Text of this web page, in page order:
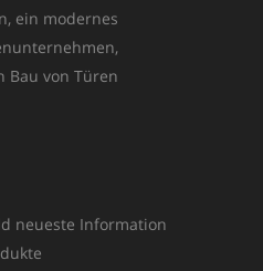
ein modernes
Bau von Türen
neueste Information